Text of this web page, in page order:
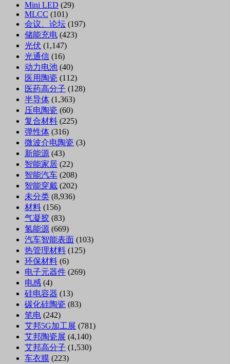
Mini LED (29)
MLCC (101)
会议、论坛 (197)
储能充电 (423)
光伏 (1,147)
光通信 (16)
动力电池 (40)
医用陶瓷 (112)
医药高分子 (128)
半导体 (1,363)
压电陶瓷 (60)
复合材料 (225)
弹性体 (316)
微波介电陶瓷 (3)
新能源 (43)
智能家居 (22)
智能汽车 (208)
智能穿戴 (202)
未分类 (8,936)
材料 (156)
气凝胶 (83)
氢能源 (669)
汽车智能表面 (103)
热管理材料 (125)
环保材料 (6)
电子元器件 (269)
电感 (4)
硅电容器 (13)
碳化硅陶瓷 (83)
笔电 (242)
艾邦5G加工展 (781)
艾邦陶瓷展 (4,140)
艾邦高分子 (1,530)
车衣膜 (223)